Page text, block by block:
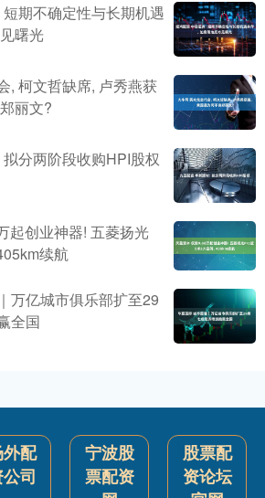
期不确定性与长期机遇
曙光
, 柯文哲缺席, 卢秀燕获
丽文?
分两阶段收购HPI股权
起创业神器! 五菱扬光
续航
万亿城市俱乐部扩至29
全国
配
司
宁波股
票配资
股票配
资论坛